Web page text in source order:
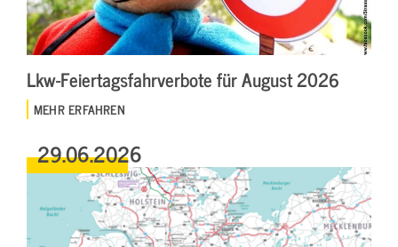
Lkw-Feiertagsfahrverbote für August 2026
MEHR ERFAHREN
29.06.2026